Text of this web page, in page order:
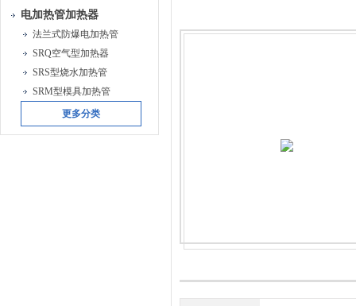
电加热管加热器
法兰式防爆电加热管
SRQ空气型加热器
SRS型烧水加热管
SRM型模具加热管
更多分类